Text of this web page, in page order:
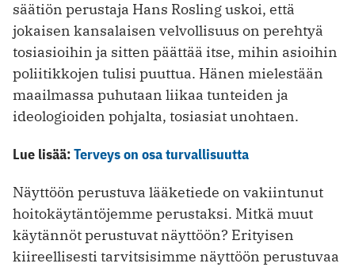
säätiön perustaja Hans Rosling uskoi, että
jokaisen kansalaisen velvollisuus on perehtyä
tosiasioihin ja sitten päättää itse, mihin asioihin
poliitikkojen tulisi puuttua. Hänen mielestään
maailmassa puhutaan liikaa tunteiden ja
ideologioiden pohjalta, tosiasiat unohtaen.
Lue lisää:Terveys on osa turvallisuutta
Näyttöön perustuva lääketiede on vakiintunut
hoitokäytäntöjemme perustaksi. Mitkä muut
käytännöt perustuvat näyttöön? Erityisen
kiireellisesti tarvitsisimme näyttöön perustuvaa